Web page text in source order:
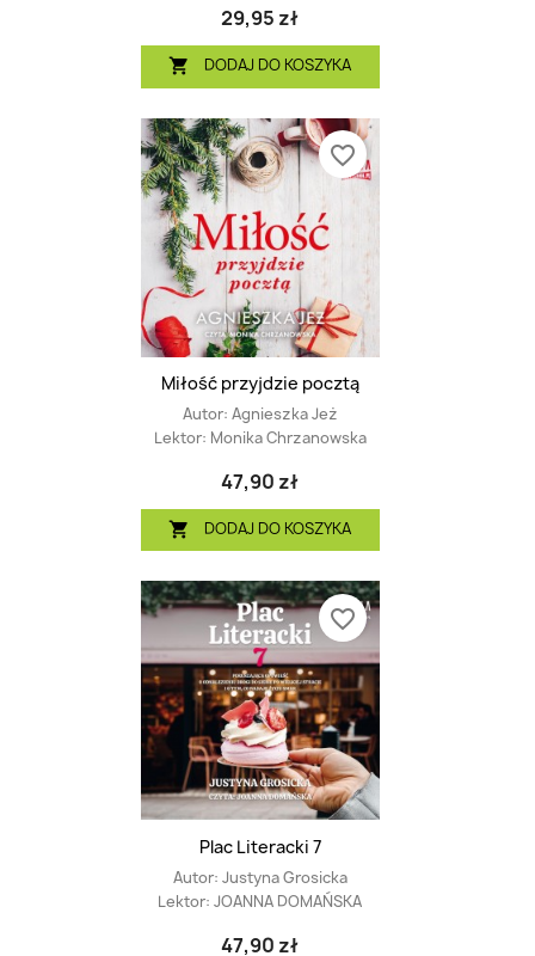
29,95 zł
 DODAJ DO KOSZYKA
Miłość przyjdzie pocztą
Autor: Agnieszka Jeż
Lektor: Monika Chrzanowska
47,90 zł
 DODAJ DO KOSZYKA
favorite_border
Plac Literacki 7
Autor: Justyna Grosicka
Lektor: JOANNA DOMAŃSKA
47,90 zł
favorite_border